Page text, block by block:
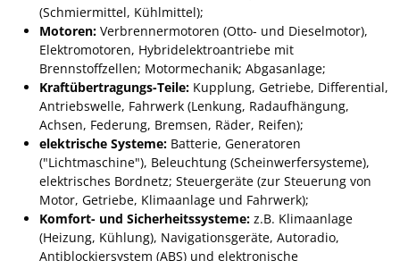
(Schmiermittel, Kühlmittel);
Motoren: Verbrennermotoren (Otto- und Dieselmotor),
Elektromotoren, Hybridelektroantriebe mit
Brennstoffzellen; Motormechanik; Abgasanlage;
Kraftübertragungs-Teile: Kupplung, Getriebe, Differential,
Antriebswelle, Fahrwerk (Lenkung, Radaufhängung,
Achsen, Federung, Bremsen, Räder, Reifen);
elektrische Systeme: Batterie, Generatoren
("Lichtmaschine"), Beleuchtung (Scheinwerfersysteme),
elektrisches Bordnetz; Steuergeräte (zur Steuerung von
Motor, Getriebe, Klimaanlage und Fahrwerk);
Komfort- und Sicherheitssysteme: z.B. Klimaanlage
(Heizung, Kühlung), Navigationsgeräte, Autoradio,
Antiblockiersystem (ABS) und elektronische